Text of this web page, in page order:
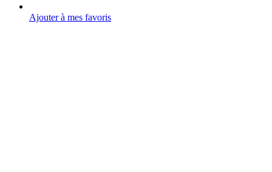
Ajouter à mes favoris